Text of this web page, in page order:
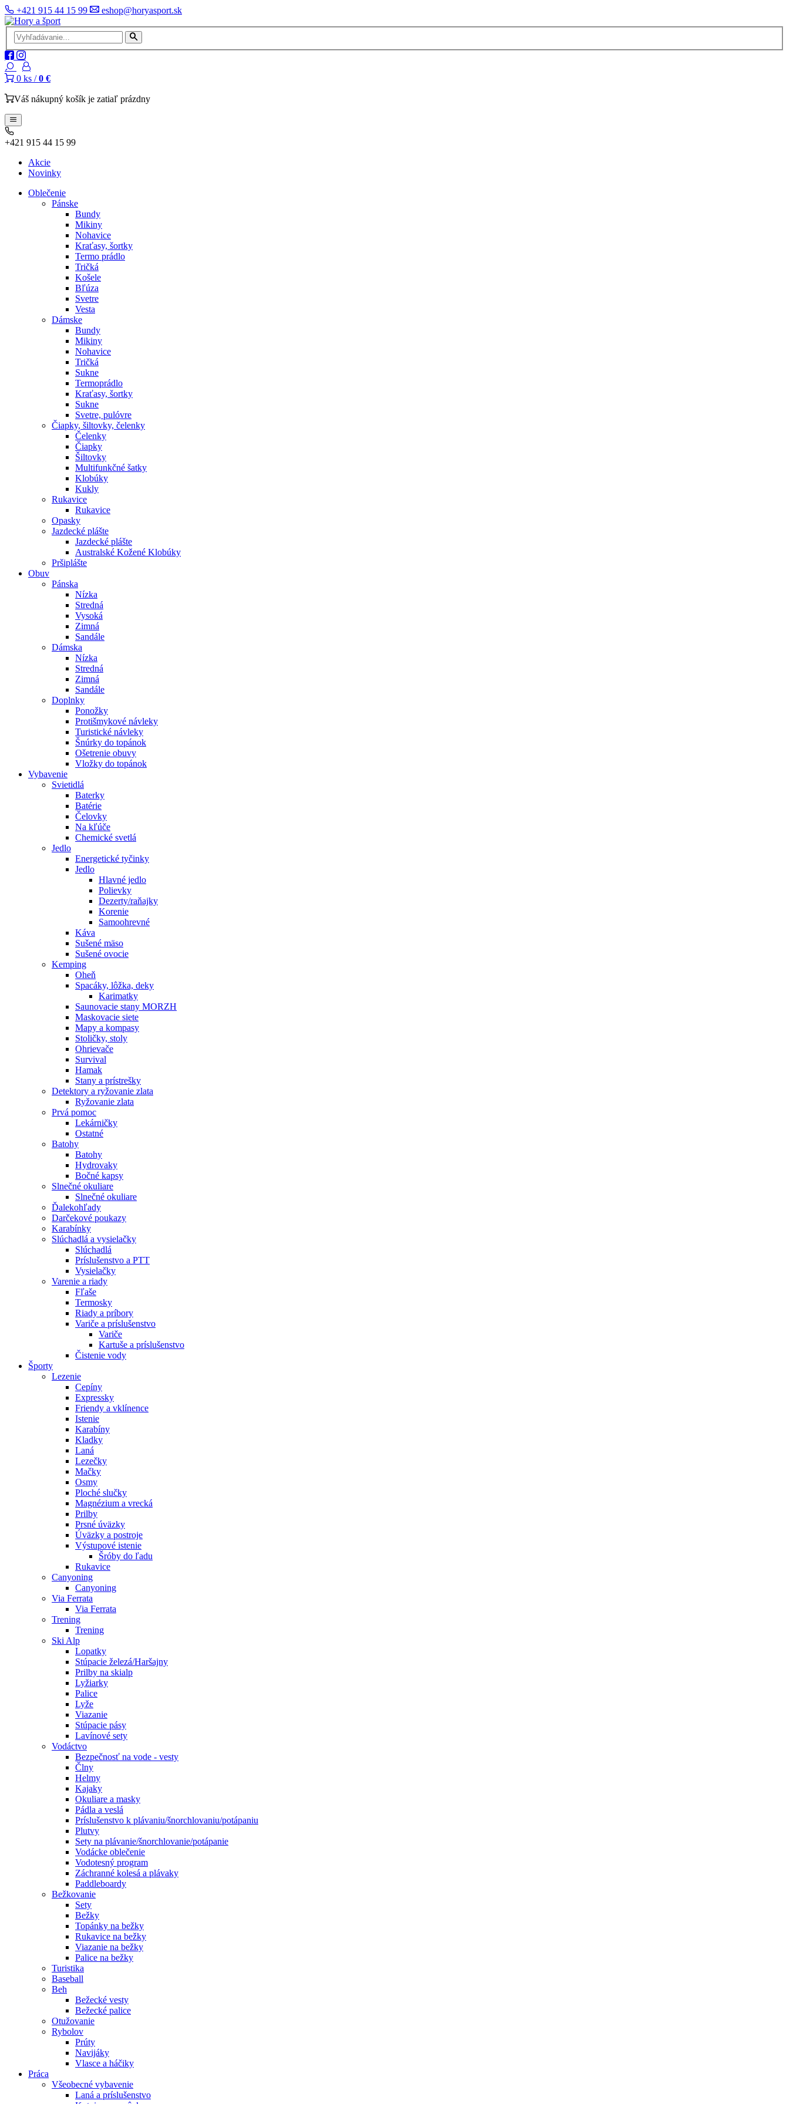
+421 915 44 15 99 eshop@horyasport.sk
0 ks / 0 €
Váš nákupný košík je zatiaľ prázdny
+421 915 44 15 99
Akcie
Novinky
Oblečenie
Pánske
Bundy
Mikiny
Nohavice
Kraťasy, šortky
Termo prádlo
Tričká
Košele
Bľúza
Svetre
Vesta
Dámske
Bundy
Mikiny
Nohavice
Tričká
Sukne
Termoprádlo
Kraťasy, šortky
Sukne
Svetre, pulóvre
Čiapky, šiltovky, čelenky
Čelenky
Čiapky
Šiltovky
Multifunkčné šatky
Klobúky
Kukly
Rukavice
Rukavice
Opasky
Jazdecké plášte
Jazdecké plášte
Australské Kožené Klobúky
Pršiplášte
Obuv
Pánska
Nízka
Stredná
Vysoká
Zimná
Sandále
Dámska
Nízka
Stredná
Zimná
Sandále
Doplnky
Ponožky
Protišmykové návleky
Turistické návleky
Šnúrky do topánok
Ošetrenie obuvy
Vložky do topánok
Vybavenie
Svietidlá
Baterky
Batérie
Čelovky
Na kľúče
Chemické svetlá
Jedlo
Energetické tyčinky
Jedlo
Hlavné jedlo
Polievky
Dezerty/raňajky
Korenie
Samoohrevné
Káva
Sušené mäso
Sušené ovocie
Kemping
Oheň
Spacáky, lôžka, deky
Karimatky
Saunovacie stany MORZH
Maskovacie siete
Mapy a kompasy
Stoličky, stoly
Ohrievače
Survival
Hamak
Stany a prístrešky
Detektory a ryžovanie zlata
Ryžovanie zlata
Prvá pomoc
Lekárničky
Ostatné
Batohy
Batohy
Hydrovaky
Bočné kapsy
Slnečné okuliare
Slnečné okuliare
Ďalekohľady
Darčekové poukazy
Karabínky
Slúchadlá a vysielačky
Slúchadlá
Príslušenstvo a PTT
Vysielačky
Varenie a riady
Fľaše
Termosky
Riady a príbory
Variče a príslušenstvo
Variče
Kartuše a príslušenstvo
Čistenie vody
Športy
Lezenie
Cepíny
Expressky
Friendy a vklínence
Istenie
Karabíny
Kladky
Laná
Lezečky
Mačky
Osmy
Ploché slučky
Magnézium a vrecká
Prilby
Prsné úväzky
Úväzky a postroje
Výstupové istenie
Šróby do ľadu
Rukavice
Canyoning
Canyoning
Via Ferrata
Via Ferrata
Trening
Trening
Ski Alp
Lopatky
Stúpacie železá/Haršajny
Prilby na skialp
Lyžiarky
Palice
Lyže
Viazanie
Stúpacie pásy
Lavínové sety
Vodáctvo
Bezpečnosť na vode - vesty
Člny
Helmy
Kajaky
Okuliare a masky
Pádla a veslá
Príslušenstvo k plávaniu/šnorchlovaniu/potápaniu
Plutvy
Sety na plávanie/šnorchlovanie/potápanie
Vodácke oblečenie
Vodotesný program
Záchranné kolesá a plávaky
Paddleboardy
Bežkovanie
Sety
Bežky
Topánky na bežky
Rukavice na bežky
Viazanie na bežky
Palice na bežky
Turistika
Baseball
Beh
Bežecké vesty
Bežecké palice
Otužovanie
Rybolov
Prúty
Navijáky
Vlasce a háčiky
Práca
Všeobecné vybavenie
Laná a príslušenstvo